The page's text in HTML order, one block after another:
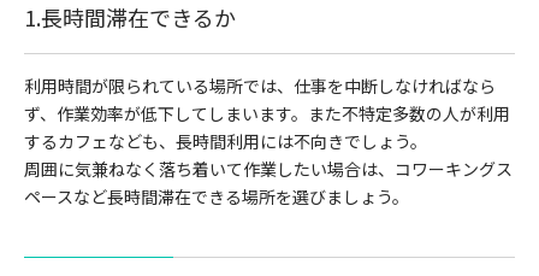
1.長時間滞在できるか
利用時間が限られている場所では、仕事を中断しなければなら
ず、作業効率が低下してしまいます。また不特定多数の人が利用
するカフェなども、長時間利用には不向きでしょう。
周囲に気兼ねなく落ち着いて作業したい場合は、コワーキングス
ペースなど長時間滞在できる場所を選びましょう。